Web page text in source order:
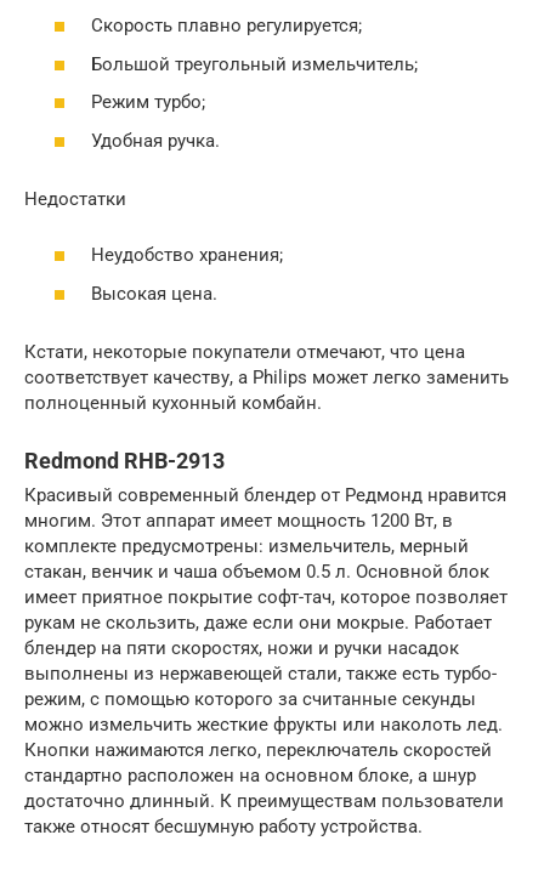
Скорость плавно регулируется;
Большой треугольный измельчитель;
Режим турбо;
Удобная ручка.
Недостатки
Неудобство хранения;
Высокая цена.
Кстати, некоторые покупатели отмечают, что цена
соответствует качеству, а Philips может легко заменить
полноценный кухонный комбайн.
Redmond RHB-2913
Красивый современный блендер от Редмонд нравится
многим. Этот аппарат имеет мощность 1200 Вт, в
комплекте предусмотрены: измельчитель, мерный
стакан, венчик и чаша объемом 0.5 л. Основной блок
имеет приятное покрытие софт-тач, которое позволяет
рукам не скользить, даже если они мокрые. Работает
блендер на пяти скоростях, ножи и ручки насадок
выполнены из нержавеющей стали, также есть турбо-
режим, с помощью которого за считанные секунды
можно измельчить жесткие фрукты или наколоть лед.
Кнопки нажимаются легко, переключатель скоростей
стандартно расположен на основном блоке, а шнур
достаточно длинный. К преимуществам пользователи
также относят бесшумную работу устройства.